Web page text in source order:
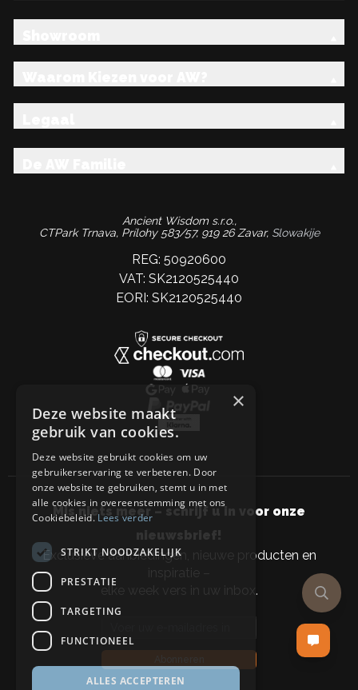
Ancient Wisdom s.r.o.,
CTPark Trnava, Prílohy 583/57, 919 26 Zavar, Slowakije
REG: 50920600
VAT: SK2120525440
EORI: SK2120525440
Mis niets meer – schrijf u in voor onze
nieuwsbrief!
Exclusieve aanbiedingen, nieuwe producten en
inspiratie –
elke week vers in uw inbox.
×
Deze website maakt
gebruik van cookies.
Deze website gebruikt cookies om uw
gebruikerservaring te verbeteren. Door
onze website te gebruiken, stemt u in met
alle cookies in overeenstemming met ons
Cookiebeleid.Lees verder
STRIKT NOODZAKELIJK
PRESTATIE
TARGETING
FUNCTIONEEL
ALLES ACCEPTEREN